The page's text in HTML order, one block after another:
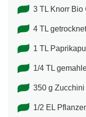
3 TL Knorr Bio
4 TL
1 TL
1/4 TL
350 g Zucchini
1/2 EL